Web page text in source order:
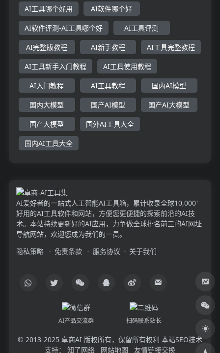
AI工具哪个好用 AI软件哪个好
AI软件评测-AI工具哪个好 AI工具评测
AI完整版教程 AI新手教程 AI工具完整教程
AI工具新手入门教程 AI工具使用教程
AI入门教程 AI工具教程 国内AI模型
国内大模型 国产AI模型 国产AI大模型
国产大模型 国外AI工具大全
国内AI工具大全
AI爱好者的一站式人工智能AI工具箱，累计收录全球10,000⁺
好用的AI工具软件和网站，方便您更便捷的探索前沿的AI技
术。本站持续更新好的AI应用，力争做全球排名前三的AI网址
导航网站，欢迎您成为我们的一员。
隐私策略
免责条款 服务协议 关于我们
AI产品交流群 扫码联系站长
© 2013-2025 卓商AI 版权所有，保留所有权利 本站SEO技术
支持：
知了网络 网站地图 友情链接交换